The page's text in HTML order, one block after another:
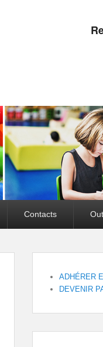
Contacts
ADHÉRER
DEVENIR